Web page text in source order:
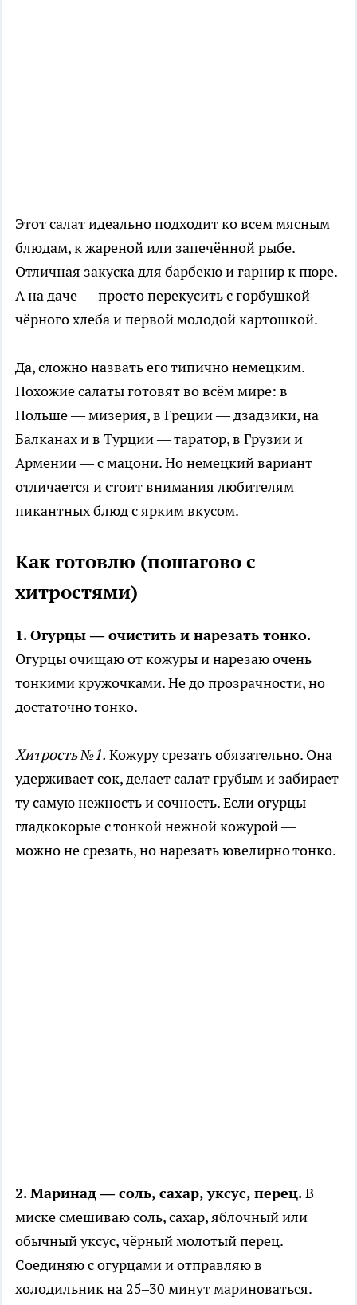
Этот салат идеально подходит ко всем мясным
блюдам, к жареной или запечённой рыбе.
Отличная закуска для барбекю и гарнир к пюре.
А на даче — просто перекусить с горбушкой
чёрного хлеба и первой молодой картошкой.
Да, сложно назвать его типично немецким.
Похожие салаты готовят во всём мире: в
Польше — мизерия, в Греции — дзадзики, на
Балканах и в Турции — таратор, в Грузии и
Армении — с мацони. Но немецкий вариант
отличается и стоит внимания любителям
пикантных блюд с ярким вкусом.
Как готовлю (пошагово с
хитростями)
1. Огурцы — очистить и нарезать тонко.
Огурцы очищаю от кожуры и нарезаю очень
тонкими кружочками. Не до прозрачности, но
достаточно тонко.
Хитрость №1. Кожуру срезать обязательно. Она
удерживает сок, делает салат грубым и забирает
ту самую нежность и сочность. Если огурцы
гладкокорые с тонкой нежной кожурой —
можно не срезать, но нарезать ювелирно тонко.
2. Маринад — соль, сахар, уксус, перец.В
миске смешиваю соль, сахар, яблочный или
обычный уксус, чёрный молотый перец.
Соединяю с огурцами и отправляю в
холодильник на 25–30 минут мариноваться.